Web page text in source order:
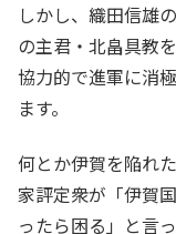
しかし、織田信雄
の主君・北畠具教
協力的で進軍に消
ます。
何とか伊賀を陥れ
家評定衆が「伊賀
ったら困る」と言